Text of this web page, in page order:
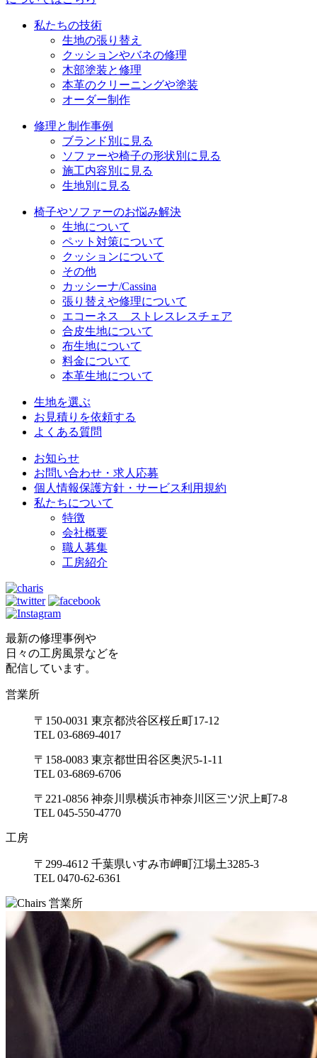
ョ
私たちの技術
生地の張り替え
クッションやバネの修理
木部塗装と修理
本革のクリーニングや塗装
オーダー制作
修理と制作事例
ブランド別に見る
ソファーや椅子の形状別に見る
施工内容別に見る
生地別に見る
椅子やソファーのお悩み解決
生地について
ペット対策について
クッションについて
その他
カッシーナ/Cassina
張り替えや修理について
エコーネス ストレスレスチェア
合皮生地について
布生地について
料金について
本革生地について
生地を選ぶ
お見積りを依頼する
よくある質問
お知らせ
お問い合わせ・求人応募
個人情報保護方針・サービス利用規約
私たちについて
特徴
会社概要
職人募集
工房紹介
最新の修理事例や
日々の工房風景などを
配信しています。
営業所
〒150-0031 東京都渋谷区桜丘町17-12
TEL 03-6869-4017
〒158-0083 東京都世田谷区奥沢5-1-11
TEL 03-6869-6706
〒221-0856 神奈川県横浜市神奈川区三ツ沢上町7-8
TEL 045-550-4770
工房
〒299-4612 千葉県いすみ市岬町江場土3285-3
TEL 0470-62-6361